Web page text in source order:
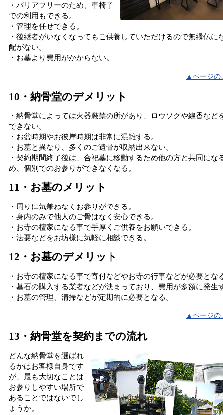
・バリアフリーのため、車椅子
での利用もできる。
・管理を任せできる。
・後継者がいなくなってもご供養していただけるので無縁仏に
配がない。
・お墓より費用がかからない。
▲ページの
10・納骨堂のデメリット
・納骨堂によっては火器厳禁の所があり、ロウソクや線香など
できない。
・お盆時期やお彼岸時期は非常に混雑する。
・お墓と異なり、多くのご遺骨が収納出来ない。
・契約期間終了後は、合祀墓に移動するため他の方と共同にな
め、個別でのお参りができなくなる。
11・お墓のメリット
・周りに気兼ねなくお参りができる。
・身内のみで他人のご骨はなく安心できる。
・お寺の檀家になる事で手厚くご供養をお願いできる。
・法要などをお坊様に気軽に相談できる。
12・お墓のデメリット
・お寺の檀家になる事で寄付などやお寺の行事などが必要とな
・墓石の購入する業者などが決まっており、費用が多額に発生
・お墓の管理、清掃などが定期的に必要となる。
▲ページの
13・納骨堂を契約までの流れ
どんな納骨堂を選ばれ
るかはお客様自身です
が、最も大切なことは
お参りしやすい場所で
あることではないでし
ょうか。